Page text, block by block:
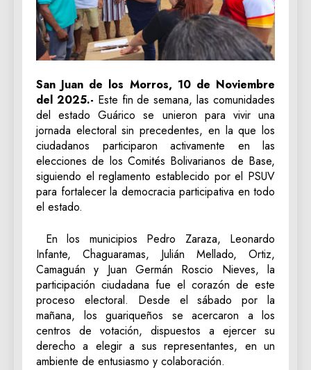
San Juan de los Morros, 10 de Noviembre
del 2025.- Este fin de semana, las comunidades
del estado Guárico se unieron para vivir una
jornada electoral sin precedentes, en la que los
ciudadanos participaron activamente en las
elecciones de los Comités Bolivarianos de Base,
siguiendo el reglamento establecido por el PSUV
para fortalecer la democracia participativa en todo
el estado.
En los municipios Pedro Zaraza, Leonardo
Infante, Chaguaramas, Julián Mellado, Ortiz,
Camaguán y Juan Germán Roscio Nieves, la
participación ciudadana fue el corazón de este
proceso electoral. Desde el sábado por la
mañana, los guariqueños se acercaron a los
centros de votación, dispuestos a ejercer su
derecho a elegir a sus representantes, en un
ambiente de entusiasmo y colaboración.